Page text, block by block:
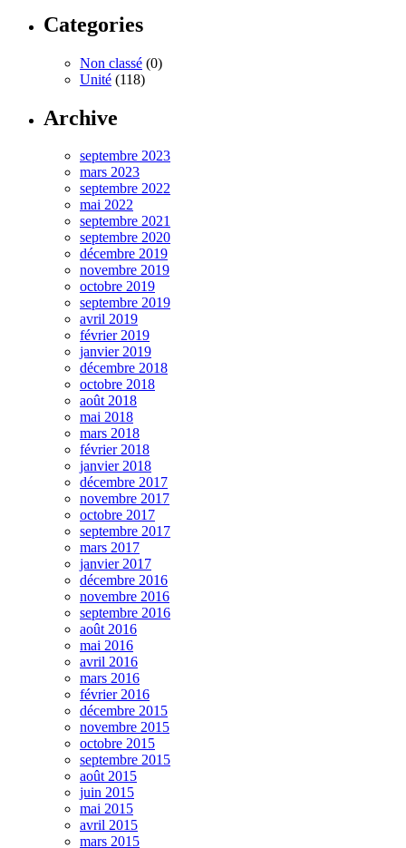
Categories
Non classé (0)
Unité (118)
Archive
septembre 2023
mars 2023
septembre 2022
mai 2022
septembre 2021
septembre 2020
décembre 2019
novembre 2019
octobre 2019
septembre 2019
avril 2019
février 2019
janvier 2019
décembre 2018
octobre 2018
août 2018
mai 2018
mars 2018
février 2018
janvier 2018
décembre 2017
novembre 2017
octobre 2017
septembre 2017
mars 2017
janvier 2017
décembre 2016
novembre 2016
septembre 2016
août 2016
mai 2016
avril 2016
mars 2016
février 2016
décembre 2015
novembre 2015
octobre 2015
septembre 2015
août 2015
juin 2015
mai 2015
avril 2015
mars 2015